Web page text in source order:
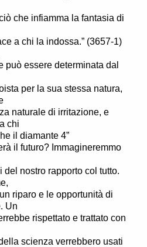
che infiamma la fantasia di
a chi la indossa.” (3657-1)
essere determinata dal
per la sua stessa natura,
naturale di irritazione, e
chi
il diamante 4”
il futuro? Immagineremmo
nostro rapporto col tutto.
riparo e le opportunità di
Un
rispettato e trattato con
scienza verrebbero usati